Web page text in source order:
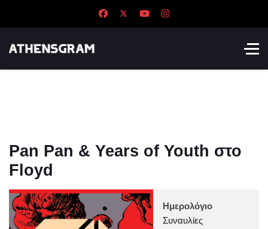
Pan Pan & Years of Youth στο
Floyd
Ημερολόγιο
Συναυλίες